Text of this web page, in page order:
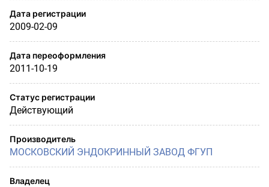
Дата регистрации
2009-02-09
Дата переоформления
2011-10-19
Статус регистрации
Действующий
Производитель
МОСКОВСКИЙ ЭНДОКРИННЫЙ ЗАВОД ФГУП
Владелец